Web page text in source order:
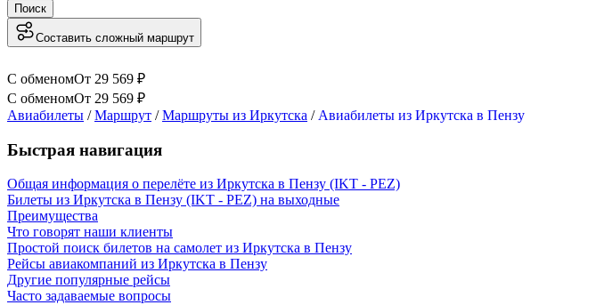
Поиск
Составить сложный маршрут
С обменомОт 29 569 ₽
С обменомОт 29 569 ₽
Авиабилеты /Маршрут /Маршруты из Иркутска / Авиабилеты из Иркутска в Пензу
Быстрая навигация
Общая информация о перелёте из Иркутска в Пензу (IKT - PEZ)
Билеты из Иркутска в Пензу (IKT - PEZ) на выходные
Преимущества
Что говорят наши клиенты
Простой поиск билетов на самолет из Иркутска в Пензу
Рейсы авиакомпаний из Иркутска в Пензу
Другие популярные рейсы
Часто задаваемые вопросы